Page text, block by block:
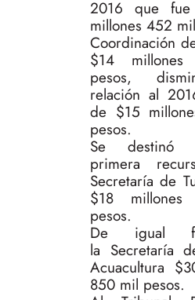
2016 que
millones 452
Coordinación
$14
pesos,
relación al
de $15
pesos.
Se destinó
primera
Secretaría de
$18
pesos.
De igual
la Secretaría
Acuacultura
850 mil pesos.